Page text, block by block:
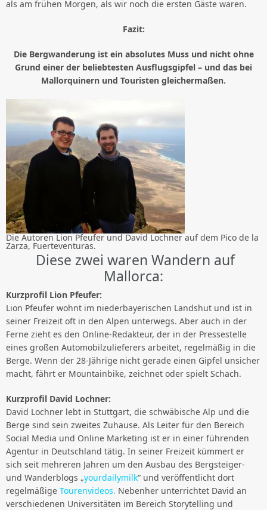
als am frühen Morgen, als wir noch die ersten Gäste waren.
Fazit:
Die Bergwanderung ist ein absolutes Muss und nicht ohne
Grund einer der beliebtesten Ausflugsgipfel – und das bei
Mallorquinern und Touristen gleichermaßen.
Die Autoren Lion Pfeufer und David Lochner auf dem Pico de la
Zarza, Fuerteventuras.
Diese zwei waren Wandern auf
Mallorca:
Kurzprofil Lion Pfeufer:
Lion Pfeufer wohnt im niederbayerischen Landshut und ist in
seiner Freizeit oft in den Alpen unterwegs. Aber auch in der
Ferne zieht es den Online-Redakteur, der in der Pressestelle
eines großen Automobilzulieferers arbeitet, regelmäßig in die
Berge. Wenn der 28-Jährige nicht gerade einen Gipfel unsicher
macht, fährt er Mountainbike, zeichnet oder spielt Schach.
Kurzprofil David Lochner:
David Lochner lebt in Stuttgart, die schwäbische Alp und die
Berge sind sein zweites Zuhause. Als Leiter für den Bereich
Social Media und Online Marketing ist er in einer führenden
Agentur in Deutschland tätig. In seiner Freizeit kümmert er
sich seit mehreren Jahren um den Ausbau des Bergsteiger-
und Wanderblogs „yourdailymilk“ und veröffentlicht dort
regelmäßige Tourenvideos. Nebenher unterrichtet David an
verschiedenen Universitäten im Bereich Storytelling und